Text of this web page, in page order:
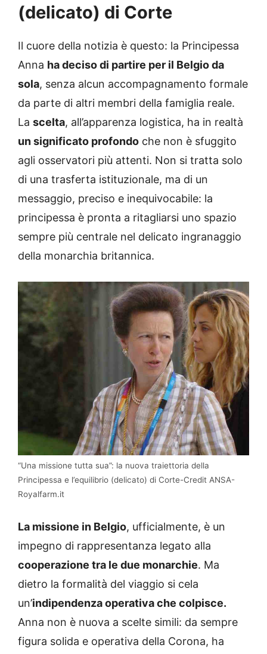
(delicato) di Corte
Il cuore della notizia è questo: la Principessa
Anna ha deciso di partire per il Belgio da
sola, senza alcun accompagnamento formale
da parte di altri membri della famiglia reale.
La scelta, all’apparenza logistica, ha in realtà
un significato profondo che non è sfuggito
agli osservatori più attenti. Non si tratta solo
di una trasferta istituzionale, ma di un
messaggio, preciso e inequivocabile: la
principessa è pronta a ritagliarsi uno spazio
sempre più centrale nel delicato ingranaggio
della monarchia britannica.
“Una missione tutta sua”: la nuova traiettoria della
Principessa e l’equilibrio (delicato) di Corte-Credit ANSA-
Royalfarm.it
La missione in Belgio, ufficialmente, è un
impegno di rappresentanza legato alla
cooperazione tra le due monarchie. Ma
dietro la formalità del viaggio si cela
un’indipendenza operativa che colpisce.
Anna non è nuova a scelte simili: da sempre
figura solida e operativa della Corona, ha